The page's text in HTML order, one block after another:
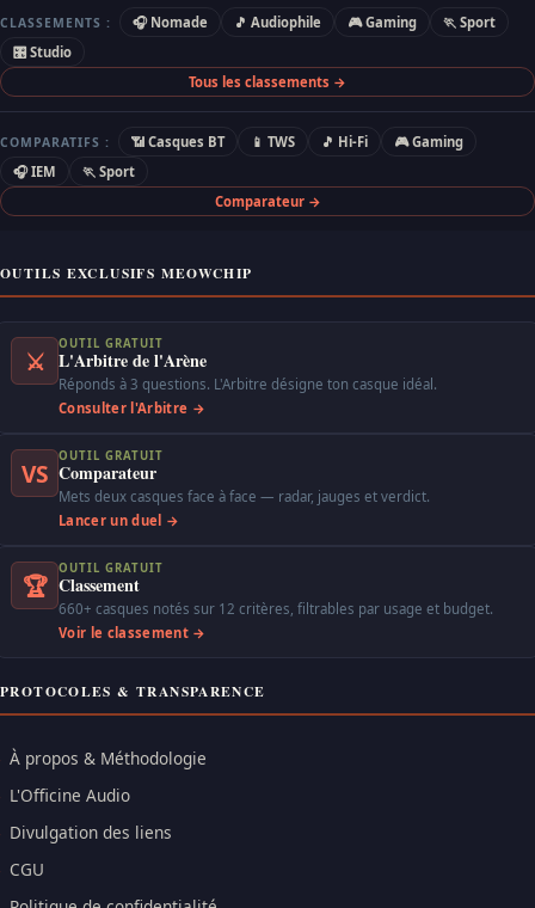
CLASSEMENTS : 🎧 Nomade 🎵 Audiophile 🎮 Gaming
🏃 Sport
🎛 Studio
Tous les classements →
COMPARATIFS : 📶 Casques BT 📱 TWS 🎵 Hi-Fi
🎮 Gaming
🎧 IEM
🏃 Sport
Comparateur →
OUTILS EXCLUSIFS MEOWCHIP
⚔
OUTIL GRATUIT
L'Arbitre de l'Arène
Réponds à 3 questions. L'Arbitre désigne ton casque idéal.
Consulter l'Arbitre →
VS
OUTIL GRATUIT
Comparateur
Mets deux casques face à face — radar, jauges et verdict.
Lancer un duel →
🏆
OUTIL GRATUIT
Classement
660+ casques notés sur 12 critères, filtrables par usage et budget.
Voir le classement →
PROTOCOLES & TRANSPARENCE
À propos & Méthodologie
L'Officine Audio
Divulgation des liens
CGU